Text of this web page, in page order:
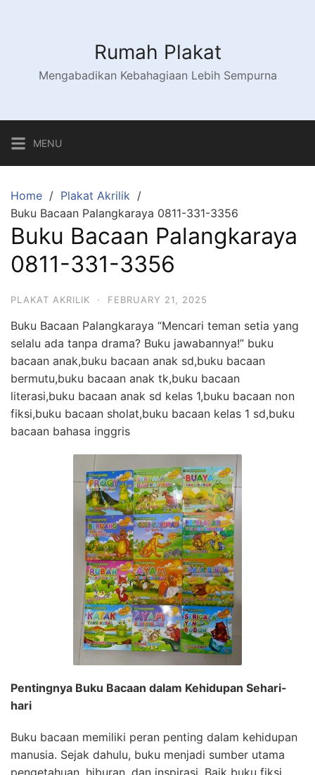
Rumah Plakat
Mengabadikan Kebahagiaan Lebih Sempurna
MENU
Home
Plakat Akrilik
Buku Bacaan Palangkaraya 0811-331-3356
Buku Bacaan Palangkaraya
0811-331-3356
PLAKAT AKRILIK · FEBRUARY 21, 2025
Buku Bacaan Palangkaraya “Mencari teman setia yang
selalu ada tanpa drama? Buku jawabannya!” buku
bacaan anak,buku bacaan anak sd,buku bacaan
bermutu,buku bacaan anak tk,buku bacaan
literasi,buku bacaan anak sd kelas 1,buku bacaan non
fiksi,buku bacaan sholat,buku bacaan kelas 1 sd,buku
bacaan bahasa inggris
Pentingnya Buku Bacaan dalam Kehidupan Sehari-
hari
Buku bacaan memiliki peran penting dalam kehidupan
manusia. Sejak dahulu, buku menjadi sumber utama
pengetahuan, hiburan, dan inspirasi. Baik buku fiksi